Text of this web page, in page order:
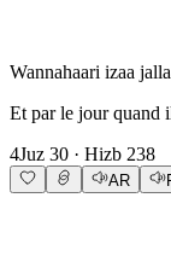
Wannahaari izaa
Et par le jour quand
4Juz 30 · Hizb 238
AR